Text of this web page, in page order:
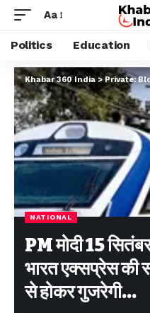
Aa
Politics Education
Khabar 360 India >Private:
NATIONAL
PM मोदी 15
भारत एक्सप्रेस की
से होकर गुजरेगी…